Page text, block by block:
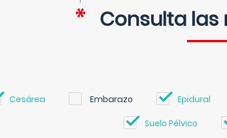
Consulta
Cesárea Embarazo Epidural
Suelo Pélvico